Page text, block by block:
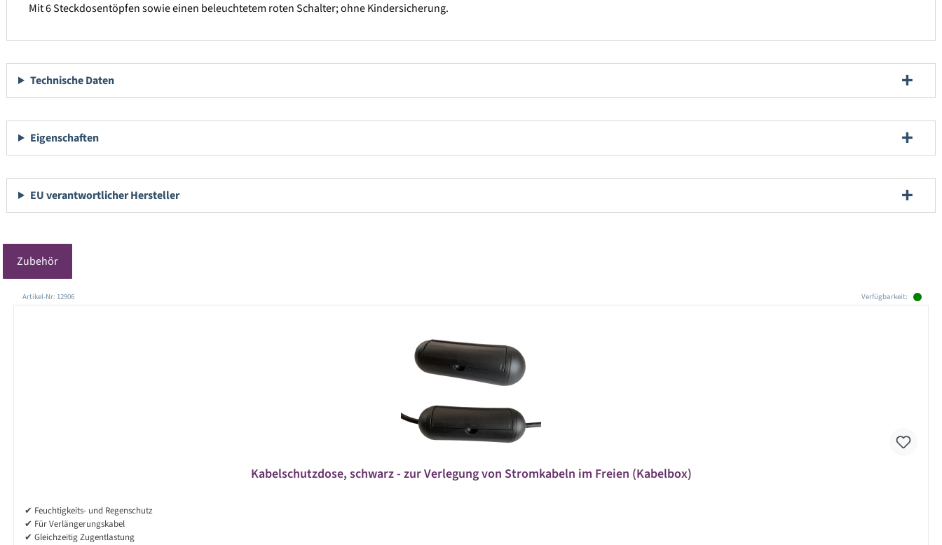
Mit 6 Steckdosentöpfen sowie einen beleuchtetem roten Schalter; ohne Kindersicherung.
Technische Daten
Eigenschaften
EU verantwortlicher Hersteller
Zubehör
Produktgalerie überspringen
Artikel-Nr: 12906 Verfügbarkeit:
Kabelschutzdose, schwarz - zur Verlegung von Stromkabeln im Freien (Kabelbox)
✔ Feuchtigkeits- und Regenschutz
✔ Für Verlängerungskabel
✔ Gleichzeitig Zugentlastung